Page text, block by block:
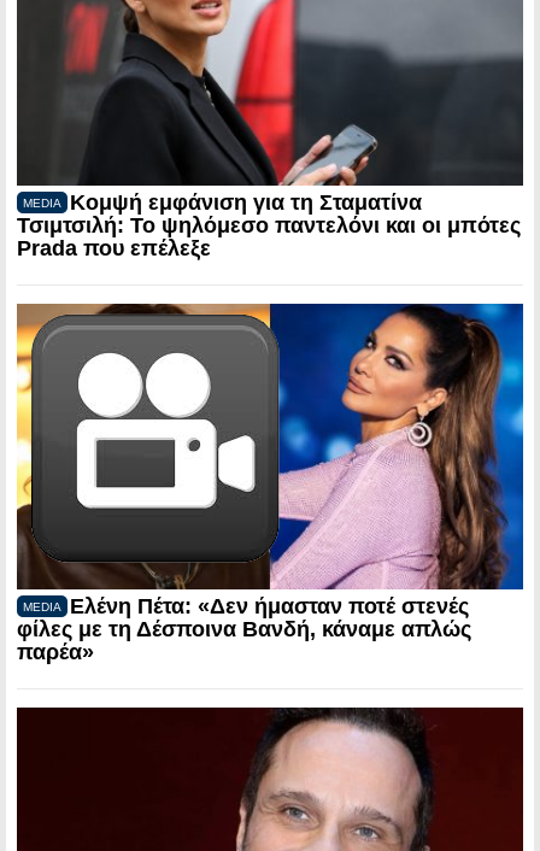
MEDIA
Κομψή εμφάνιση για τη Σταματίνα
Τσιμτσιλή: Το ψηλόμεσο παντελόνι και οι μπότες
Prada που επέλεξε
MEDIA
Ελένη Πέτα: «Δεν ήμασταν ποτέ στενές
φίλες με τη Δέσποινα Βανδή, κάναμε απλώς
παρέα»